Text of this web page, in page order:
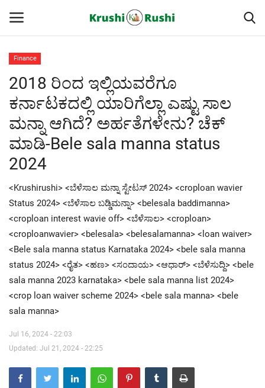
Home
Finance
Contact
ರೈತರ ಯಶೋಗಾಥೆಗಳು
Krushi Rushi
ಮುಂದಿನ 5 ದಿನಗಳ ಮಳೆ ಮಾಹಿತಿ
Gallery
Contact Us
Finance
2018 ರಿಂದ ಇಲ್ಲಿಯವರೆಗೂ
ಕರ್ನಾಟಕದಲ್ಲಿ ಯಾರಿಗೆಲ್ಲಾ ಎಷ್ಟು ಸಾಲ
ಮನ್ನಾ ಆಗಿದೆ? ಅರ್ಹತೆಗಳೇನು? ಚೆಕ್
ಮಾಡಿ-Bele sala manna status
2024
<Krushirushi> <ಬೆಳೆಸಾಲ ಮನ್ನಾ ಸ್ಟೇಟಸ್ 2024> <croploan wavier
Status 2024> <ಬೆಳೆಸಾಲ ಬಡ್ಡಿಮನ್ನಾ> <belesala baddimanna>
<croploan interest wavie off> <ಬೆಳೆಸಾಲ> <croploan>
<croploanwavier> <belesala> <belesalamanna> <loan waiver>
<Bele sala manna status Karnataka 2024> <bele sala manna
status 2024> <ರೈತ> <ಹಣ> <ಸಂದಾಯ> <ಆಧಾರ್> <ಬೆಳೆಸುದ್ದಿ> <bele
sala manna 2023 karnataka> <bele sala manna list 2024>
<crop loan waiver scheme 2024> <bele sala manna> <bele
sala manna>
Jul 16, 2024 - 22:03
Updated: Jul 21, 2024 - 22:25